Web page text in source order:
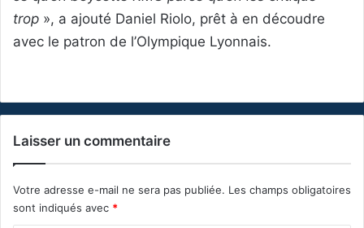
trop », a ajouté Daniel Riolo, prêt à en découdre
avec le patron de l’Olympique Lyonnais.
Laisser un commentaire
Votre adresse e-mail ne sera pas publiée. Les champs obligatoires
sont indiqués avec *